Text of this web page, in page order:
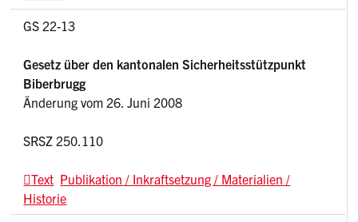
GS 22-13
Gesetz über den kantonalen Sicherheitsstützpunkt
Biberbrugg
Änderung vom 26. Juni 2008
SRSZ 250.110
Text Publikation / Inkraftsetzung / Materialien /
Historie